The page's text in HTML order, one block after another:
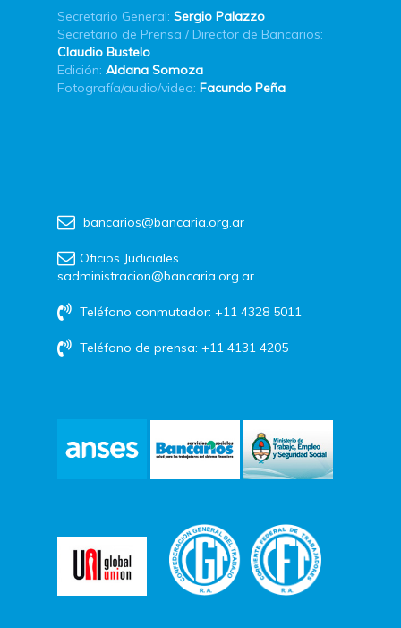
Secretario General: Sergio Palazzo
Secretario de Prensa / Director de Bancarios:
Claudio Bustelo
Edición: Aldana Somoza
Fotografía/audio/video: Facundo Peña
bancarios@bancaria.org.ar
Oficios Judiciales
sadministracion@bancaria.org.ar
Teléfono conmutador: +11 4328 5011
Teléfono de prensa: +11 4131 4205